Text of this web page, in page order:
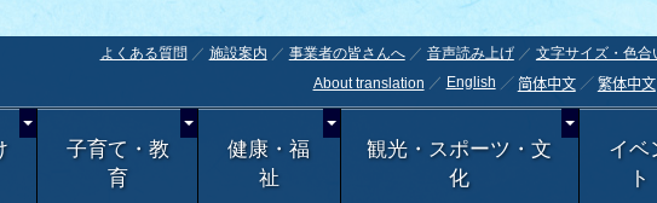
よくある質問 施設案内 事業者の皆さんへ 音声読み上げ 文字サイズ・色合
About translation
English 简体中文 繁体中文
子育て・教
育
健康・福
祉
観光・スポーツ・文
化
イベ
ト